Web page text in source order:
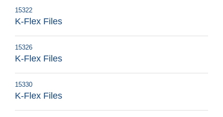
15322
K-Flex Files
15326
K-Flex Files
15330
K-Flex Files